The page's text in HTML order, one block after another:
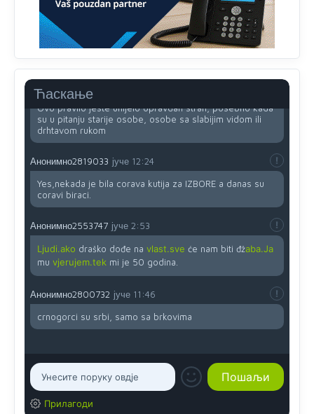
Ћаскање
Uvođenje pravila da se umjesto dosadašnjeg znaka "X"
(krstića) kružić ispred kandidata mora u potpunosti
obojiti (popuniti) uvedeno je isključivo zbog tehničkih
Ovo pravilo jeste unijelo opravdan strah, posebno kada
su u pitanju starije osobe, osobe sa slabijim vidom ili
drhtavom rukom
Анонимно2819033 јуче 12:24
Yes,nekada je bila corava kutija za IZBORE a danas su
coravi biraci.
Анонимно2553747 јуче 2:53
Ljudi.ako draško dođe na vlast.sve će nam biti đžaba.Ja
mu vjerujem.tek mi je 50 godina.
Анонимно2800732 јуче 11:46
crnogorci su srbi, samo sa brkovima
Прилагоди